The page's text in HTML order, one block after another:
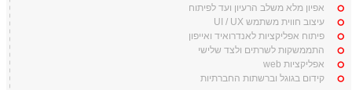
אפיון מלא משלב הרעיון ועד לפיתוח
עיצוב חווית משתמש UI / UX
פיתוח אפליקציות לאנדרואיד ואייפון
התממשקות לשרתים ולצד שלישי
אפליקציות web
קידום בגוגל וברשתות החברתיות